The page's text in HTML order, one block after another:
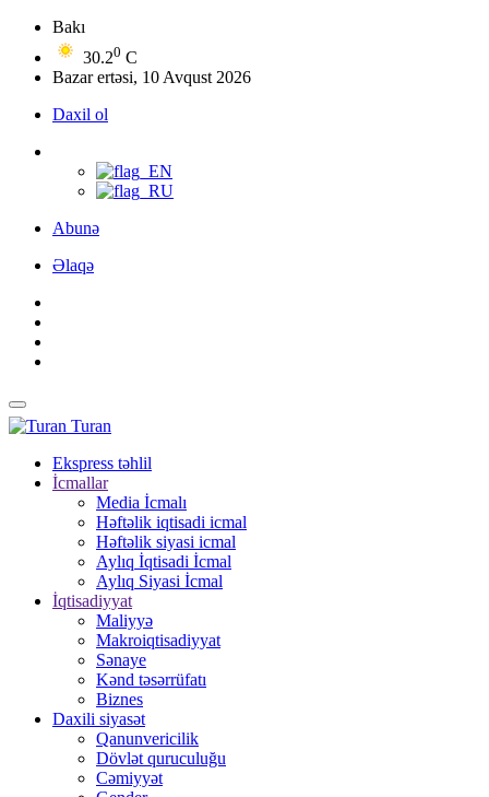
Bakı
30.20 C
Bazar ertəsi, 10 Avqust 2026
Daxil ol
Abunə
Əlaqə
Turan
Ekspress təhlil
İcmallar
Media İcmalı
Həftəlik iqtisadi icmal
Həftəlik siyasi icmal
Aylıq İqtisadi İcmal
Aylıq Siyasi İcmal
İqtisadiyyat
Maliyyə
Makroiqtisadiyyat
Sənaye
Kənd təsərrüfatı
Biznes
Daxili siyasət
Qanunvericilik
Dövlət quruculuğu
Cəmiyyət